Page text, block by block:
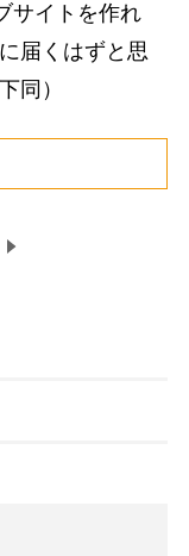
サイトを作れ
届くはずと思
同）